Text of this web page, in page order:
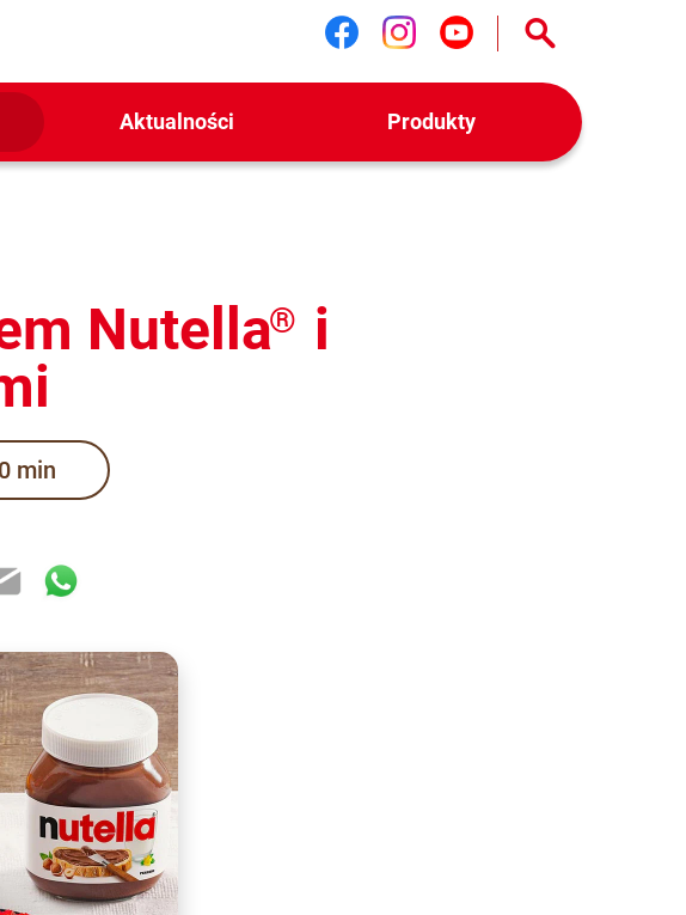
Śledź nas na facebook
Śledź nas na
Śledź nas na
Aktualności Produkty
Nutella® i
min
WhatsApp
from Nutella